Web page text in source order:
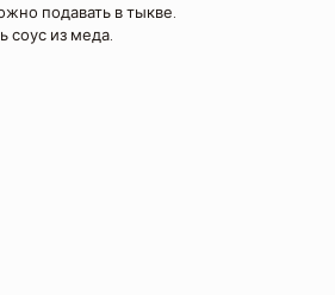
подавать в тыкве.
соус из меда.